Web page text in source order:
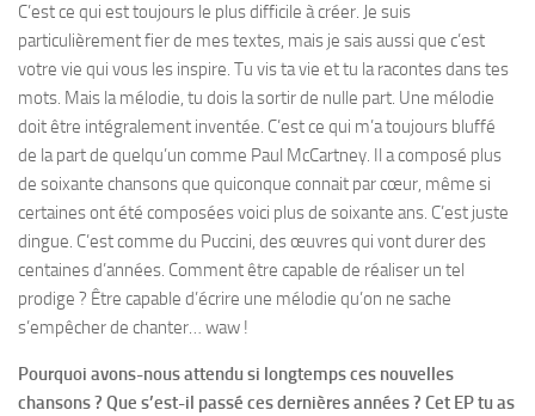
C’est ce qui est toujours le plus difficile à créer. Je suis
particulièrement fier de mes textes, mais je sais aussi que c’est
votre vie qui vous les inspire. Tu vis ta vie et tu la racontes dans tes
mots. Mais la mélodie, tu dois la sortir de nulle part. Une mélodie
doit être intégralement inventée. C’est ce qui m’a toujours bluffé
de la part de quelqu’un comme Paul McCartney. Il a composé plus
de soixante chansons que quiconque connait par cœur, même si
certaines ont été composées voici plus de soixante ans. C’est juste
dingue. C’est comme du Puccini, des œuvres qui vont durer des
centaines d’années. Comment être capable de réaliser un tel
prodige ? Être capable d’écrire une mélodie qu’on ne sache
s’empêcher de chanter… waw !
Pourquoi avons-nous attendu si longtemps ces nouvelles
chansons ? Que s’est-il passé ces dernières années ? Cet EP tu as